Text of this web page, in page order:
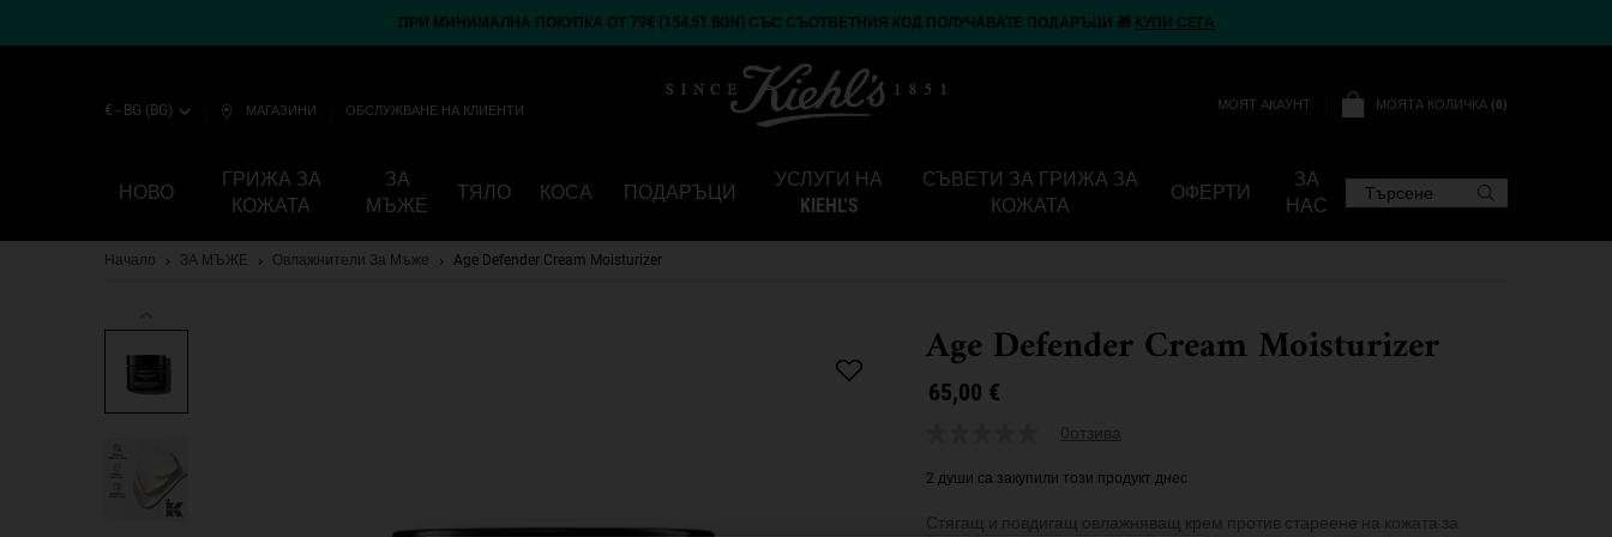
ПРИ МИНИМАЛНА ПОКУПКА ОТ 79€ (154,51 BGN) СЪС СЪОТВЕТНИЯ КОД ПОЛУЧАВАТЕ ПОДАРЪЦИ 🎁 КУПИ СЕГА
€ - BG (BG) МАГАЗИНИ ОБСЛУЖВАНЕ НА КЛИЕНТИ МОЯТ АКАУНТ МОЯТА КОЛИЧКА 0
0 ПРОДУКТ
НОВО
ГРИЖА ЗА
КОЖАТА
ЗА
МЪЖЕ
ТЯЛО КОСА ПОДАРЪЦИ
УСЛУГИ НА
KIEHL'S
СЪВЕТИ ЗА ГРИЖА ЗА
КОЖАТА
ОФЕРТИ
ЗА
НАС
Търсене
Начало ЗА МЪЖЕ Овлажнители За Мъже Age Defender Cream Moisturizer
Age Defender Cream Moisturizer
65,00 €
0отзива
2 души са закупили този продукт днес
Стягащ и повдигащ овлажняващ крем против стареене на кожата за